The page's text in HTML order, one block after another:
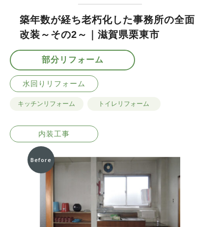
築年数が経ち老朽化した事務所の全面
改装～その2～｜滋賀県栗東市
部分リフォーム
水回りリフォーム
キッチンリフォーム トイレリフォーム
内装工事
Before